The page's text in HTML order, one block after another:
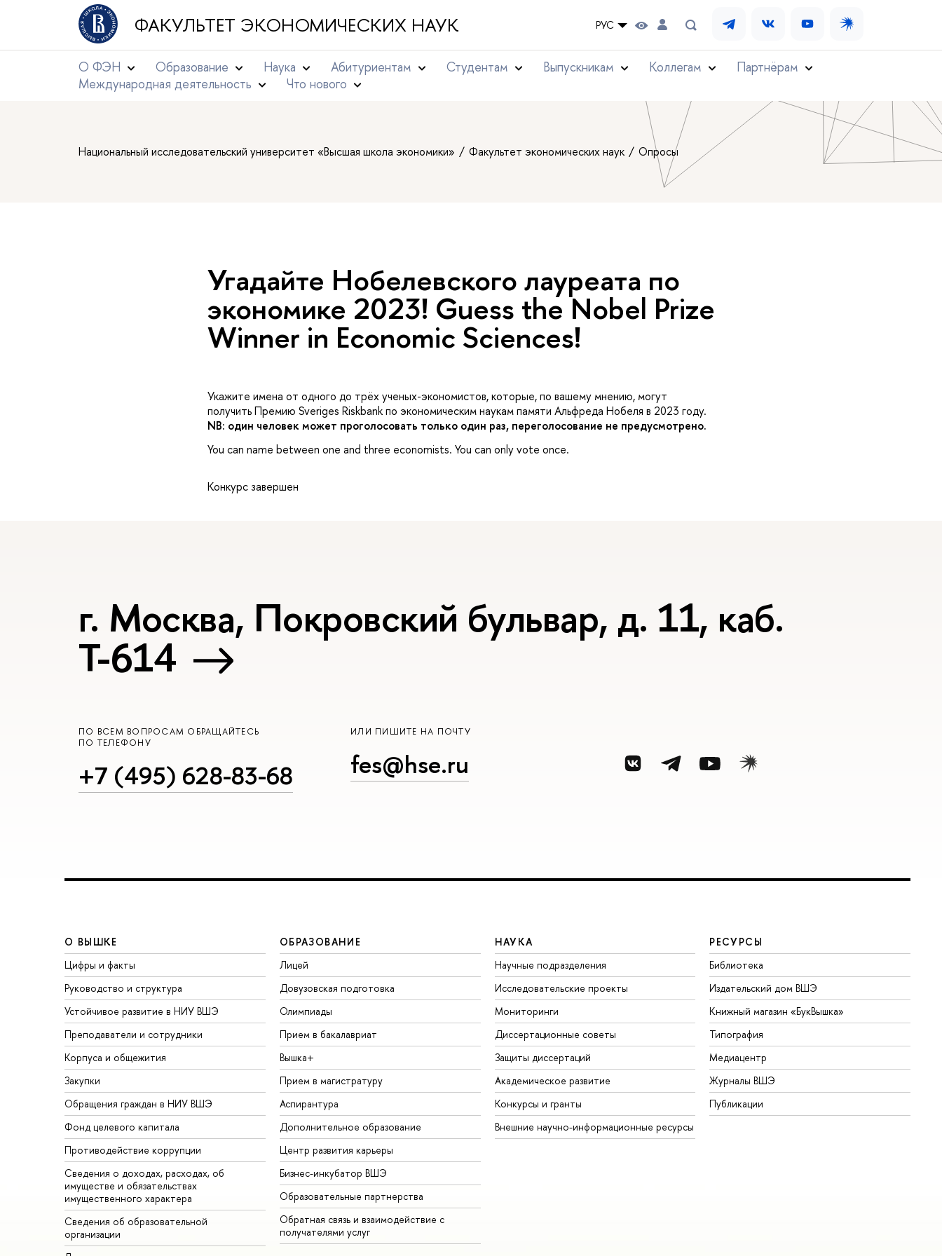
ФАКУЛЬТЕТ ЭКОНОМИЧЕСКИХ НАУК РУС
О ФЭН Образование Наука Абитуриентам Студентам ыпускникам Коллегам
Партнёрам
Международная деятельность
Что нового
Национальный исследовательский университет «Высшая школа экономики» Факультет экономических наук Опросы
Угадайте Нобелевского лауреата по
экономике 2023! Guess the Nobel Prize
Winner in Economic Sciences!
Укажите имена от одного до трёх ученых-экономистов, которые, по вашему мнению, могут
получить Премию Sveriges Riskbank по экономическим наукам памяти Альфреда Нобеля в 2023 году.
NB: один человек может проголосовать только один раз, переголосование не предусмотрено.
You can name between one and three economists. You can only vote once.
Конкурс завершен
. Москва, Покровский бульвар, д. 11, каб.
Т-614
ПО ВСЕМ ВОПРОСАМ ОБРАЩАЙТЕСЬ
ПО ТЕЛЕФОНУ
+7 (495) 628-83-68
ИЛИ ПИШИТЕ НА ПОЧТУ
fes@hse.ru
О ВЫШКЕ
Цифры и факты
Руководство и структура
Устойчивое развитие в НИУ ВШЭ
Преподаватели и сотрудники
Корпуса и общежития
Закупки
Обращения граждан в НИУ ВШЭ
Фонд целевого капитала
Противодействие коррупции
Сведения о доходах, расходах, о
имуществе и обязательствах
имущественного характера
Сведения об образовательной
организации
ОБРАЗОВАНИЕ
Лицей
Довузовская подготовка
Олимпиады
Прием в бакалавриат
ышка+
Прием в магистратуру
Аспирантура
Дополнительное образование
Центр развития карьеры
Бизнес-инкубатор ВШЭ
Образовательные партнерства
Обратная связь и взаимодействие с
получателями услу
НАУКА
Научные подразделения
Исследовательские проекты
Мониторинги
Диссертационные советы
Защиты диссертаций
Академическое развитие
Конкурсы и гранты
нешние научно-информационные ресурсы
РЕСУРСЫ
Библиотека
Издательский дом ВШЭ
Книжный магазин «БукВышка»
Типография
Медиацентр
Журналы ВШЭ
Публикации